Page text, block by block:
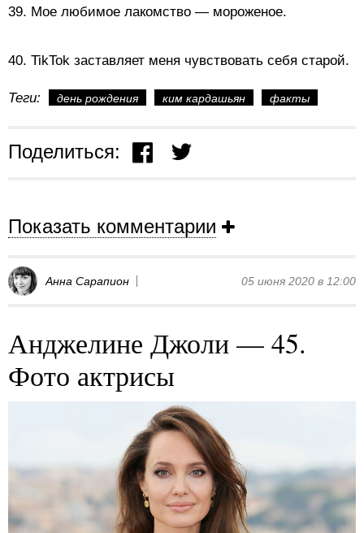
39. Мое любимое лакомство — мороженое.
40. TikTok заставляет меня чувствовать себя старой.
Теги: день рождения ким кардашьян факты
Поделиться:
Показать комментарии
Анна Сарапион 05 июня 2020 в 12:00
Анджелине Джоли — 45.
Фото актрисы